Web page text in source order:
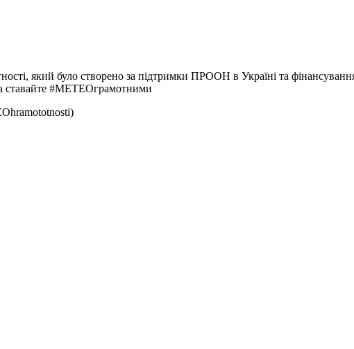
який було створено за підтримки ПРООН в Україні та
ставайте #МЕТЕОграмотними